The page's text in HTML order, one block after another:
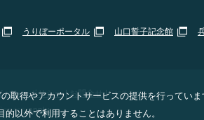
うりぼーポータル 山口誓子記念館
バシーポリシー| お問合せ |Staff Only
apply.
取得やアカウントサービスの提供を行っていま
以外で利用することはありません。